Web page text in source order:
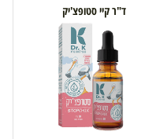
ד"ר קיי סטופצ'יק